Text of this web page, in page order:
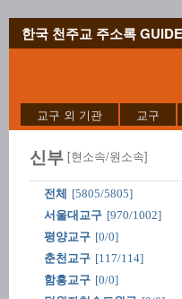
한국 천주교 주소록
교구 외 기관 교구
신부 [현소속/원소속]
전체
[5805/5805]
서울대교구 [970/1002]
평양교구 [0/0]
춘천교구 [117/114]
함흥교구 [0/0]